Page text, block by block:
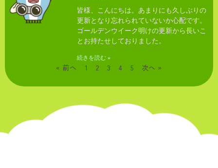
皆様、こんにちは。あまりにも久しぶりの
更新となり忘れられていないか心配です。
ゴールデンウイーク明けの更新から長いこ
とお持たせしておりました。
続きを読む »
« 前へ 1 2 3 4 5 次へ »